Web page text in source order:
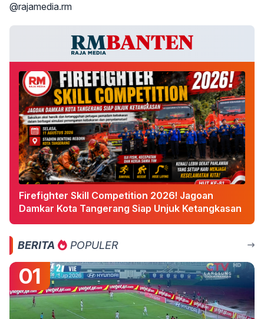
@rajamedia.rm
Firefighter Skill Competition 2026! Jagoan
Damkar Kota Tangerang Siap Unjuk Ketangkasan
BERITA POPULER
01